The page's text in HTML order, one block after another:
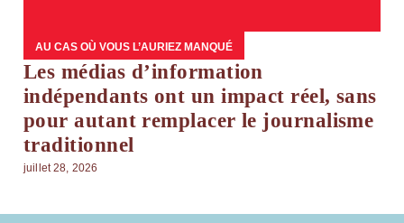
AU CAS OÙ VOUS L’AURIEZ MANQUÉ
Les médias d’information
indépendants ont un impact réel, sans
pour autant remplacer le journalisme
traditionnel
juillet 28, 2026